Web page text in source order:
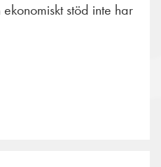
stöd inte har